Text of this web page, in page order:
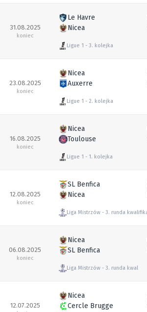
31.08.2025
koniec
Le Havre
Nicea
Ligue 1 3. kolejka
23.08.2025
koniec
Nicea
Auxerre
Ligue 1 2. kolejka
16.08.2025
koniec
Nicea
Toulouse
Ligue 1 1. kolejka
12.08.2025
koniec
SL Benfica
Nicea
Liga Mistrzów 3. runda
06.08.2025
koniec
Nicea
SL Benfica
Liga Mistrzów 3. runda
12.07.2025
Nicea
Cercle Brugge